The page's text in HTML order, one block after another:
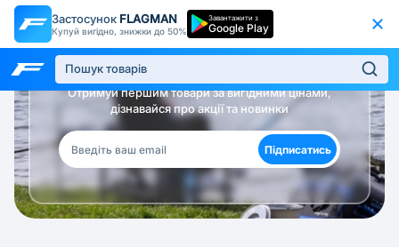
Застосунок FLAGMAN
Купуй вигідно, знижки до 50%
Завантажити з
Google Play
Будь в курсі!
Отримуй першим товари за вигідними цінами,
дізнавайся про акції та новинки
Підписатись